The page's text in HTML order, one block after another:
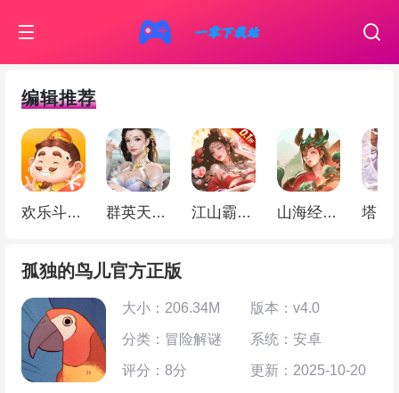
编辑推荐
欢乐斗地主 群英天下（0.05折千元代金） 江山霸主（天天送648） 山海经幻想录（ 1折免费版）
孤独的鸟儿官方正版
大小：206.34M 版本：v4.0
分类：冒险解谜 系统：安卓
评分：8分 更新：2025-10-20